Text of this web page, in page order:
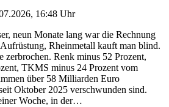
16:48 Uhr
neun Monate lang war die Rechnung
Rheinmetall kauft man blind.
zerbrochen. Renk minus 52 Prozent,
TKMS minus 24 Prozent vom
über 58 Milliarden Euro
Oktober 2025 verschwunden sind.
Woche, in der…